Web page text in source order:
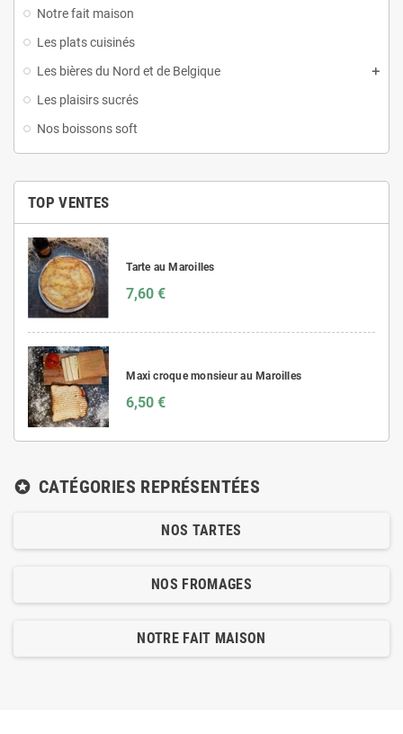
Notre fait maison
Les plats cuisinés
Les bières du Nord et de Belgique
Les plaisirs sucrés
Nos boissons soft
TOP VENTES
Tarte au Maroilles
7,60 €
Maxi croque monsieur au Maroilles
6,50 €
stars CATÉGORIES REPRÉSENTÉES
NOS TARTES
NOS FROMAGES
NOTRE FAIT MAISON